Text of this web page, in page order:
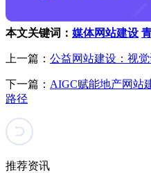
本文关键词： 媒体网站建设
上一篇： 公益网站建设：视
下一篇： AIGC赋能地产网站
路径
推荐资讯